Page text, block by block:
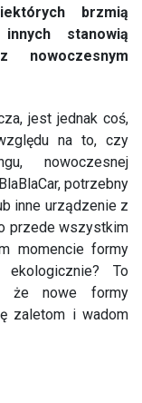
brzmią
stanowią
jest jednak coś,
na to, czy
nowoczesnej
potrzebny
inne urządzenie z
przede wszystkim
momencie formy
To
że nowe formy
zaletom i wadom